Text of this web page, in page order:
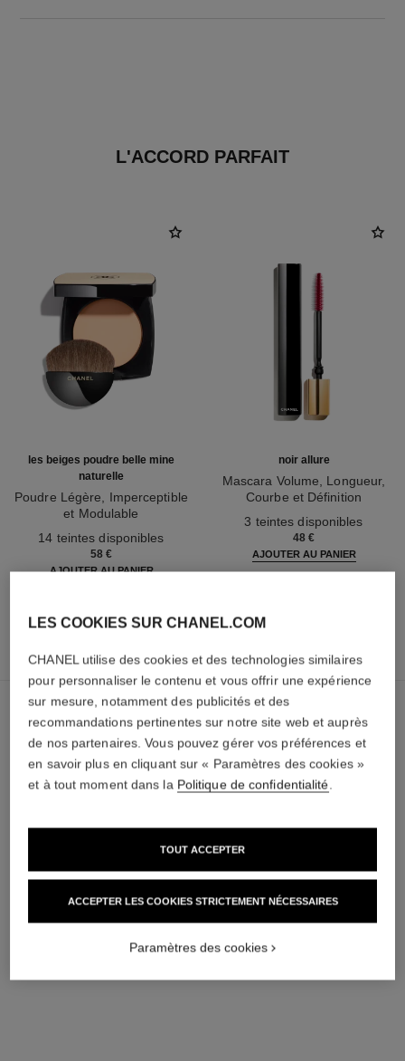
L'ACCORD PARFAIT
les beiges poudre belle mine
naturelle
Poudre Légère, Imperceptible
et Modulable
14 teintes disponibles
58 €
AJOUTER AU PANIER
noir allure
Mascara Volume, Longueur,
Courbe et Définition
3 teintes disponibles
48 €
AJOUTER AU PANIER
panier
LES COOKIES SUR CHANEL.COM
CHANEL utilise des cookies et des technologies similaires
pour personnaliser le contenu et vous offrir une expérience
sur mesure, notamment des publicités et des
recommandations pertinentes sur notre site web et auprès
de nos partenaires. Vous pouvez gérer vos préférences et
en savoir plus en cliquant sur « Paramètres des cookies »
et à tout moment dans la Politique de confidentialité.
ACCEPTER LES COOKIES STRICTEMENT NÉCESSAIRES
TOUT ACCEPTER
Paramètres des cookies